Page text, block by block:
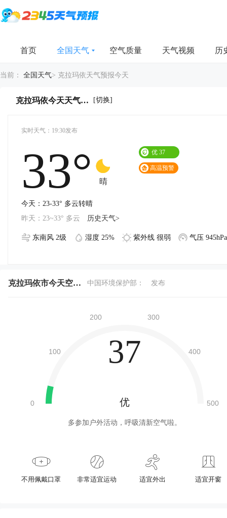
首页 全国天气 空气质量 天气视频 历
当前： 全国天气> 克拉玛依天气预报今天
克拉玛依今天天气详情 [切换]
实时天气：19:30发布
33° 晴
优 37
高温预警
今天：23-33° 多云转晴
昨天：23~33° 多云
历史天气>
东南风 2级 湿度 25% 紫外线 很弱 气压 945hPa
克拉玛依市今天空气质量 中国环境保护部： 发布
37
优
多参加户外活动，呼吸清新空气啦。
不用佩戴口罩 非常适宜运动 适宜外出 适宜开窗